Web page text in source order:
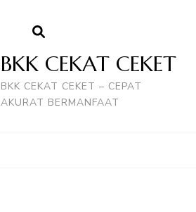
BKK CEKAT CEKET
BKK CEKAT CEKET – CEPAT
AKURAT BERMANFAAT